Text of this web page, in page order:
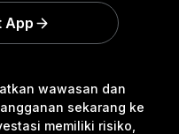
wawasan dan
sekarang ke
memiliki risiko,
App